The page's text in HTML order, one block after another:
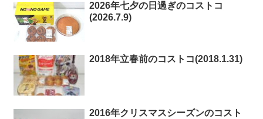
2026年七夕の日過ぎのコストコ
(2026.7.9)
2018年立春前のコストコ(2018.1.31)
2016年クリスマスシーズンのコスト